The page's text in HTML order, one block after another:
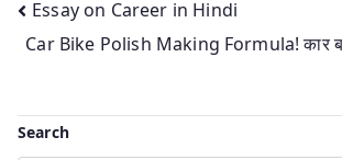
Post
navigation
Essay on Career in Hindi
Car Bike Polish Making Formula! कार
Search